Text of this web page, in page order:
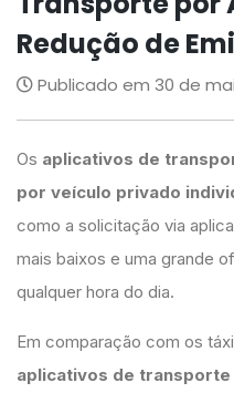
Redução de
Publicado em 30 de
Os aplicativos de
por veículo privado
como a solicitação via
mais baixos e uma grande
qualquer hora do dia.
Em comparação com os
aplicativos de